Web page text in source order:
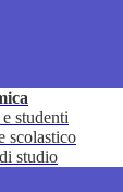
studenti
scolastico
studio